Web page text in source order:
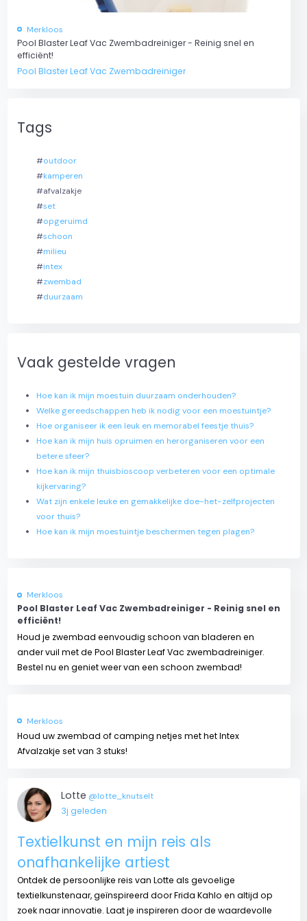
Merkloos
Pool Blaster Leaf Vac Zwembadreiniger - Reinig snel en
efficiënt!
Pool Blaster Leaf Vac Zwembadreiniger
Tags
#outdoor
#kamperen
#afvalzakje
#set
#opgeruimd
#schoon
#milieu
#intex
#zwembad
#duurzaam
Vaak gestelde vragen
Hoe kan ik mijn moestuin duurzaam onderhouden?
Welke gereedschappen heb ik nodig voor een moestuintje?
Hoe organiseer ik een leuk en memorabel feestje thuis?
Hoe kan ik mijn huis opruimen en herorganiseren voor een
betere sfeer?
Hoe kan ik mijn thuisbioscoop verbeteren voor een optimale
kijkervaring?
Wat zijn enkele leuke en gemakkelijke doe-het-zelfprojecten
voor thuis?
Hoe kan ik mijn moestuintje beschermen tegen plagen?
Merkloos
Pool Blaster Leaf Vac Zwembadreiniger - Reinig snel en
efficiënt!
Houd je zwembad eenvoudig schoon van bladeren en
ander vuil met de Pool Blaster Leaf Vac zwembadreiniger.
Bestel nu en geniet weer van een schoon zwembad!
Merkloos
Houd uw zwembad of camping netjes met het Intex
Afvalzakje set van 3 stuks!
Lotte @lotte_knutselt
3j geleden
Textielkunst en mijn reis als
onafhankelijke artiest
Ontdek de persoonlijke reis van Lotte als gevoelige
textielkunstenaar, geïnspireerd door Frida Kahlo en altijd op
zoek naar innovatie. Laat je inspireren door de waardevolle